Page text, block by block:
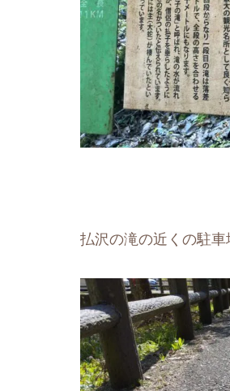
払沢の滝の近くの駐